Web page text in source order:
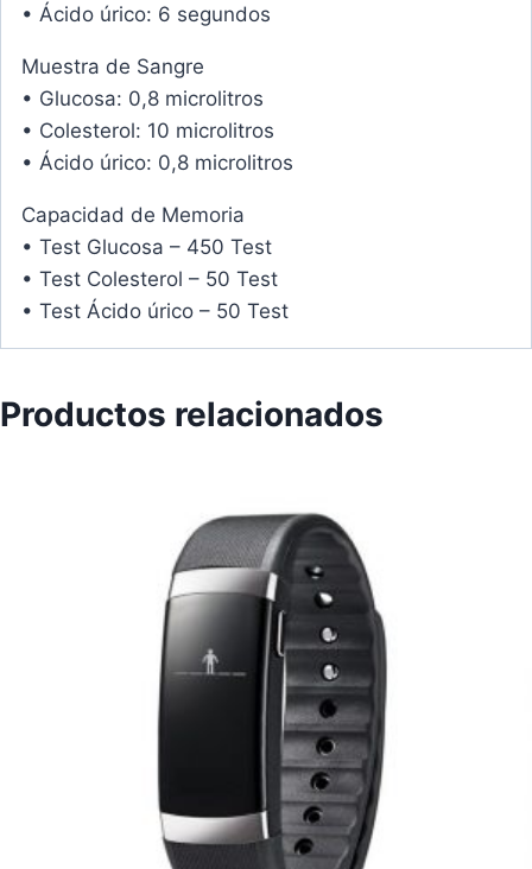
• Ácido úrico: 6 segundos
Muestra de Sangre
• Glucosa: 0,8 microlitros
• Colesterol: 10 microlitros
• Ácido úrico: 0,8 microlitros
Capacidad de Memoria
• Test Glucosa – 450 Test
• Test Colesterol – 50 Test
• Test Ácido úrico – 50 Test
Productos relacionados